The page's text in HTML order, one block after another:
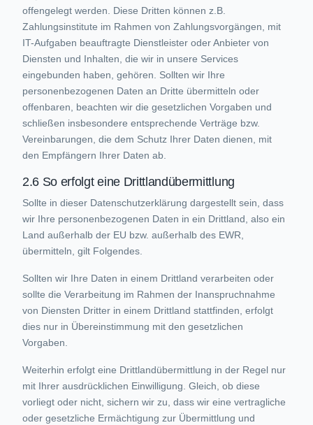
offengelegt werden. Diese Dritten können z.B.
Zahlungsinstitute im Rahmen von Zahlungsvorgängen, mit
IT-Aufgaben beauftragte Dienstleister oder Anbieter von
Diensten und Inhalten, die wir in unsere Services
eingebunden haben, gehören. Sollten wir Ihre
personenbezogenen Daten an Dritte übermitteln oder
offenbaren, beachten wir die gesetzlichen Vorgaben und
schließen insbesondere entsprechende Verträge bzw.
Vereinbarungen, die dem Schutz Ihrer Daten dienen, mit
den Empfängern Ihrer Daten ab.
2.6 So erfolgt eine Drittlandübermittlung
Sollte in dieser Datenschutzerklärung dargestellt sein, dass
wir Ihre personenbezogenen Daten in ein Drittland, also ein
Land außerhalb der EU bzw. außerhalb des EWR,
übermitteln, gilt Folgendes.
Sollten wir Ihre Daten in einem Drittland verarbeiten oder
sollte die Verarbeitung im Rahmen der Inanspruchnahme
von Diensten Dritter in einem Drittland stattfinden, erfolgt
dies nur in Übereinstimmung mit den gesetzlichen
Vorgaben.
Weiterhin erfolgt eine Drittlandübermittlung in der Regel nur
mit Ihrer ausdrücklichen Einwilligung. Gleich, ob diese
vorliegt oder nicht, sichern wir zu, dass wir eine vertragliche
oder gesetzliche Ermächtigung zur Übermittlung und